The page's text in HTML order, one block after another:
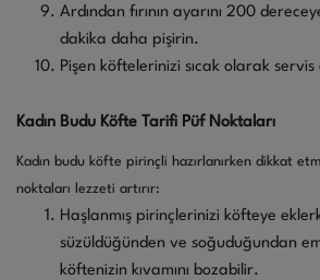
Ardından fırının ayarını 200
dakika daha pişirin.
Pişen köftelerinizi sıcak olarak servis
Kadın Budu Köfte Tarifi Püf Noktaları
Kadın budu köfte pirinçli hazırlanırken dikkat
noktaları lezzeti artırır:
Haşlanmış pirinçlerinizi köfteye
süzüldüğünden ve soğuduğundan
köftenizin kıvamını bozabilir.